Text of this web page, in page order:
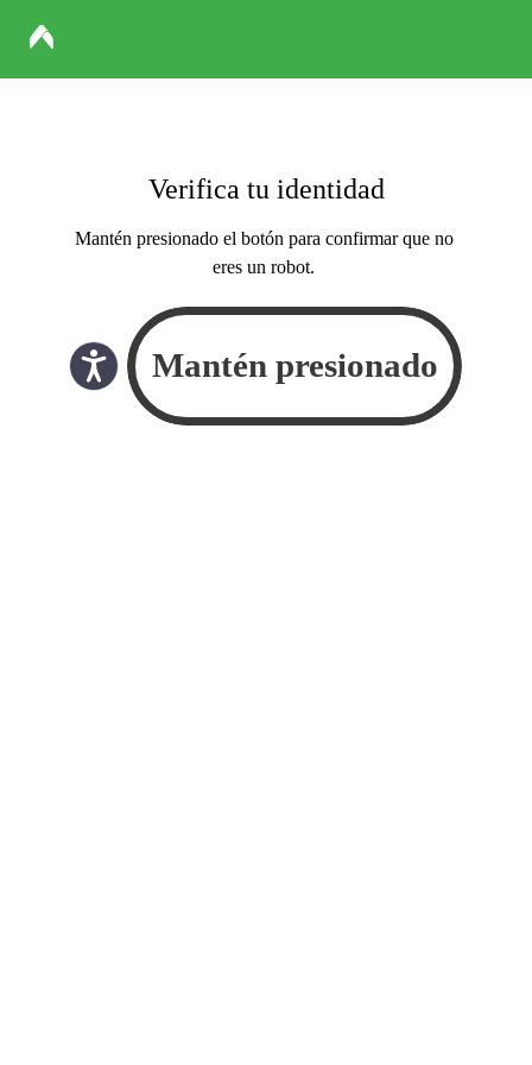
Verifica tu identidad
Mantén presionado el botón para confirmar que no
eres un robot.